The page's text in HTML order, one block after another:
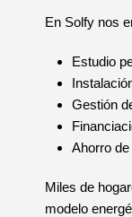
En Solfy nos
Estudio
Gestión
Ahorro
Miles de
modelo